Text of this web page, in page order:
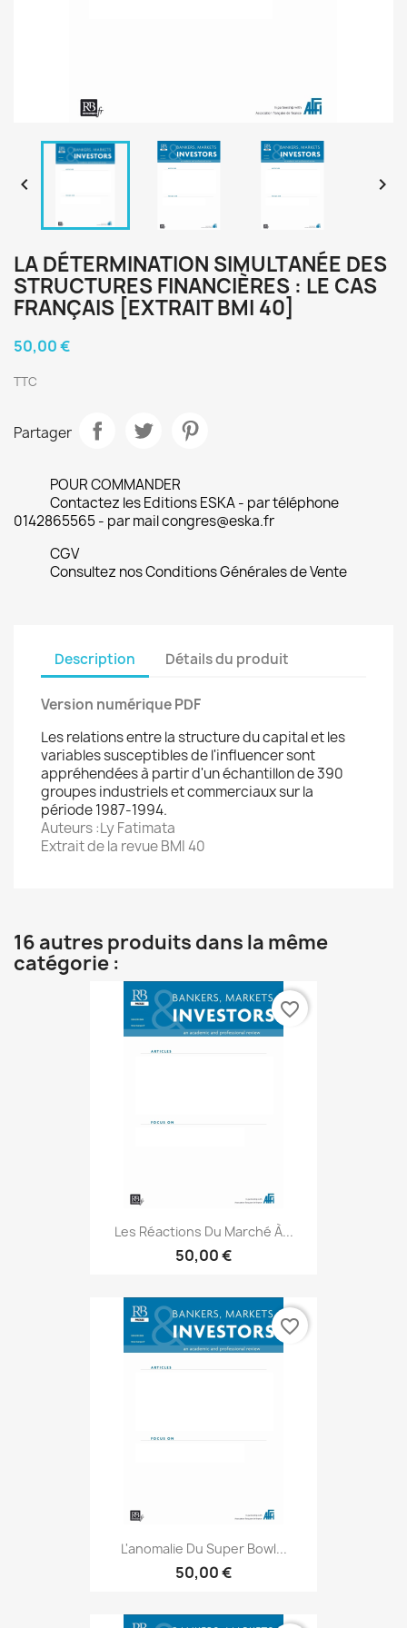
 
LA DÉTERMINATION SIMULTANÉE DES
STRUCTURES FINANCIÈRES : LE CAS
FRANÇAIS [EXTRAIT BMI 40]
50,00 €
TTC
Partager
POUR COMMANDER
Contactez les Editions ESKA - par téléphone
0142865565 - par mail congres@eska.fr
CGV
Consultez nos Conditions Générales de Vente
Description Détails du produit
Version numérique PDF
Les relations entre la structure du capital et les
variables susceptibles de l'influencer sont
appréhendées à partir d'un échantillon de 390
groupes industriels et commerciaux sur la
période 1987-1994.
Auteurs :Ly Fatimata
Extrait de la revue BMI 40
16 autres produits dans la même
catégorie :
Les Réactions Du Marché À...
50,00 €
favorite_border
L'anomalie Du Super Bowl...
50,00 €
favorite_border